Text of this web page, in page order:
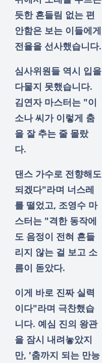
듯한 흔들림 없는 편
안함은 보는 이들에게
전율을 선사했습니다.
심사위원들 역시 입을
다물지 못했습니다.
김연자 마스터는 "이
소나 씨가 이렇게 춤
을 잘 추는 줄 몰랐
다.
댄스 가수로 전향해도
되겠다"라며 너스레
를 떨었고, 조영수 마
스터는 "격한 동작에
도 음정이 전혀 흔들
리지 않는 걸 보고 소
름이 돋았다.
이게 바로 진짜 실력
이다"라며 극찬했습
니다. 예심 진의 왕관
을 잠시 내려놓았지
만, '춤까지 되는 만능